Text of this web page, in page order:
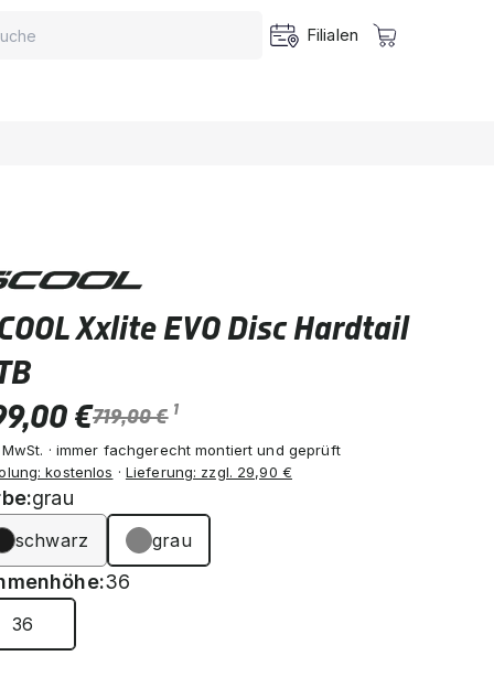
Filialen
Xxlite EVO Disc Hardtail
€719,00 € 1
· immer fachgerecht montiert und geprüft
kostenlos · Lieferung: zzgl. 29,90 €
grau
schwarz grau
36
36